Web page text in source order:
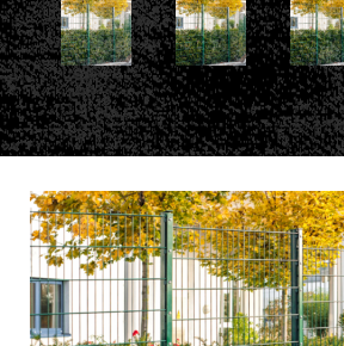
24 November 2017
kroppstahl
No comments